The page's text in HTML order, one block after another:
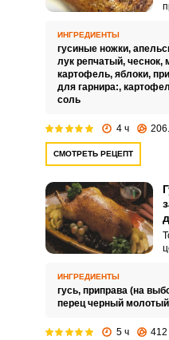
ИНГРЕДИЕНТЫ
гусиные ножки,
лук репчатый, чеснок,
картофель, яблоки,
для гарнира:,
соль
4 ч
СМОТРЕТЬ РЕЦЕПТ
ИНГРЕДИЕНТЫ
гусь, приправа (на
перец черный
5 ч 412